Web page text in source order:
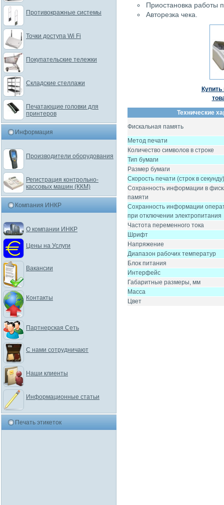
Приостановка работы
Авторезка чека.
Технические
Фискальная память
Метод печати
Количество символов в строке
Тип бумаги
Размер бумаги
Скорость печати (строк в секунду)
Сохранность информации в
памяти
Сохранность информации
при отключении электропитания
Частота переменного тока
Шрифт
Напряжение
Диапазон рабочих температур
Блок питания
Интерфейс
Габаритные размеры, мм
Масса
Цвет
Противокражные системы
Точки доступа Wi Fi
Покупательские тележки
Складские стеллажи
Печатающие головки для
принтеров
Информация
Производители оборудования
Регистрация контрольно-
кассовых машин (ККМ)
Компания ИНКР
О компании ИНКР
Цены на Услуги
Вакансии
Контакты
Партнерская Сеть
С нами сотрудничают
Наши клиенты
Информационные статьи
Печать этикеток